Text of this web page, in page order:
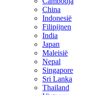
China
Indonesië
Filipijnen
India
Japan
Maleisië
Nepal
Singapore
Sri Lanka
Thailand